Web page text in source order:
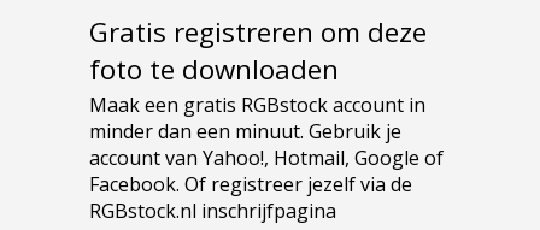
Gratis registreren om deze
foto te downloaden